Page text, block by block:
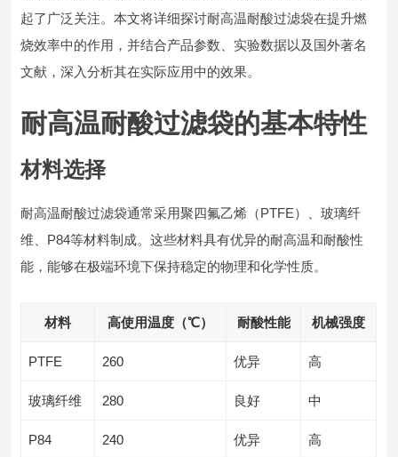
起了广泛关注。本文将详细探讨耐高温耐酸过滤袋在提升燃
烧效率中的作用，并结合产品参数、实验数据以及国外著名
文献，深入分析其在实际应用中的效果。
耐高温耐酸过滤袋的基本特性
材料选择
耐高温耐酸过滤袋通常采用聚四氟乙烯（PTFE）、玻璃纤
维、P84等材料制成。这些材料具有优异的耐高温和耐酸性
能，能够在极端环境下保持稳定的物理和化学性质。
材料 高使用温度（℃） 耐酸性能 机械强度
PTFE 260 优异 高
玻璃纤维 280 良好 中
P84 240 优异 高